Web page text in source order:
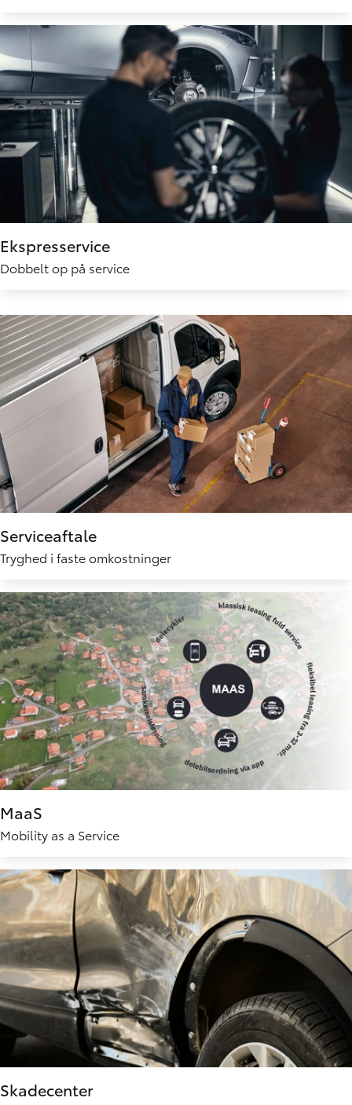
Ekspresservice
Dobbelt op på service
Serviceaftale
Tryghed i faste omkostninger
MaaS
Mobility as a Service
Skadecenter